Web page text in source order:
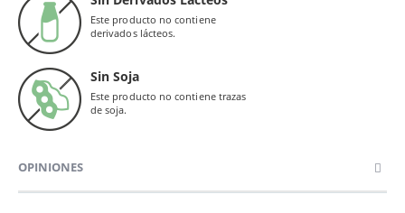
Este producto no contiene
derivados lácteos.
Sin Soja
Este producto no contiene trazas
de soja.
OPINIONES